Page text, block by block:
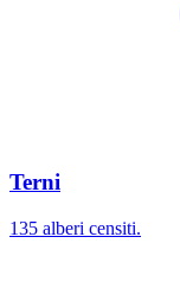
Terni
135 alberi censiti.